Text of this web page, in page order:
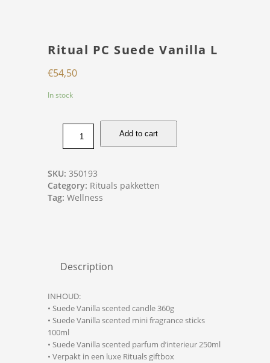
Ritual PC Suede Vanilla L
€54,50
In stock
Add to cart
SKU: 350193
Category: Rituals pakketten
Tag: Wellness
Description
INHOUD:
• Suede Vanilla scented candle 360g
• Suede Vanilla scented mini fragrance sticks
100ml
• Suede Vanilla scented parfum d’interieur 250ml
• Verpakt in een luxe Rituals giftbox